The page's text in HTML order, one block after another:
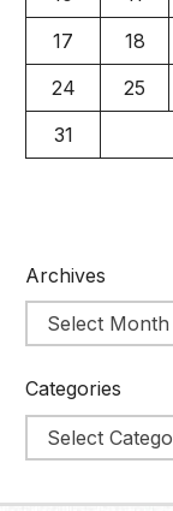
17
18
24
25
31
Archives
Categories